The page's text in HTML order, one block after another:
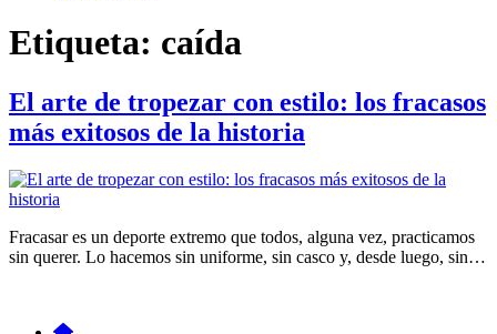
Etiqueta: caída
El arte de tropezar con estilo: los fracasos
más exitosos de la historia
Fracasar es un deporte extremo que todos, alguna vez, practicamos
sin querer. Lo hacemos sin uniforme, sin casco y, desde luego, sin…